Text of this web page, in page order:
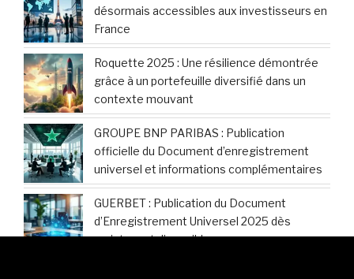
désormais accessibles aux investisseurs en
France
Roquette 2025 : Une résilience démontrée
grâce à un portefeuille diversifié dans un
contexte mouvant
GROUPE BNP PARIBAS : Publication
officielle du Document d’enregistrement
universel et informations complémentaires
GUERBET : Publication du Document
d’Enregistrement Universel 2025 dès
maintenant disponible